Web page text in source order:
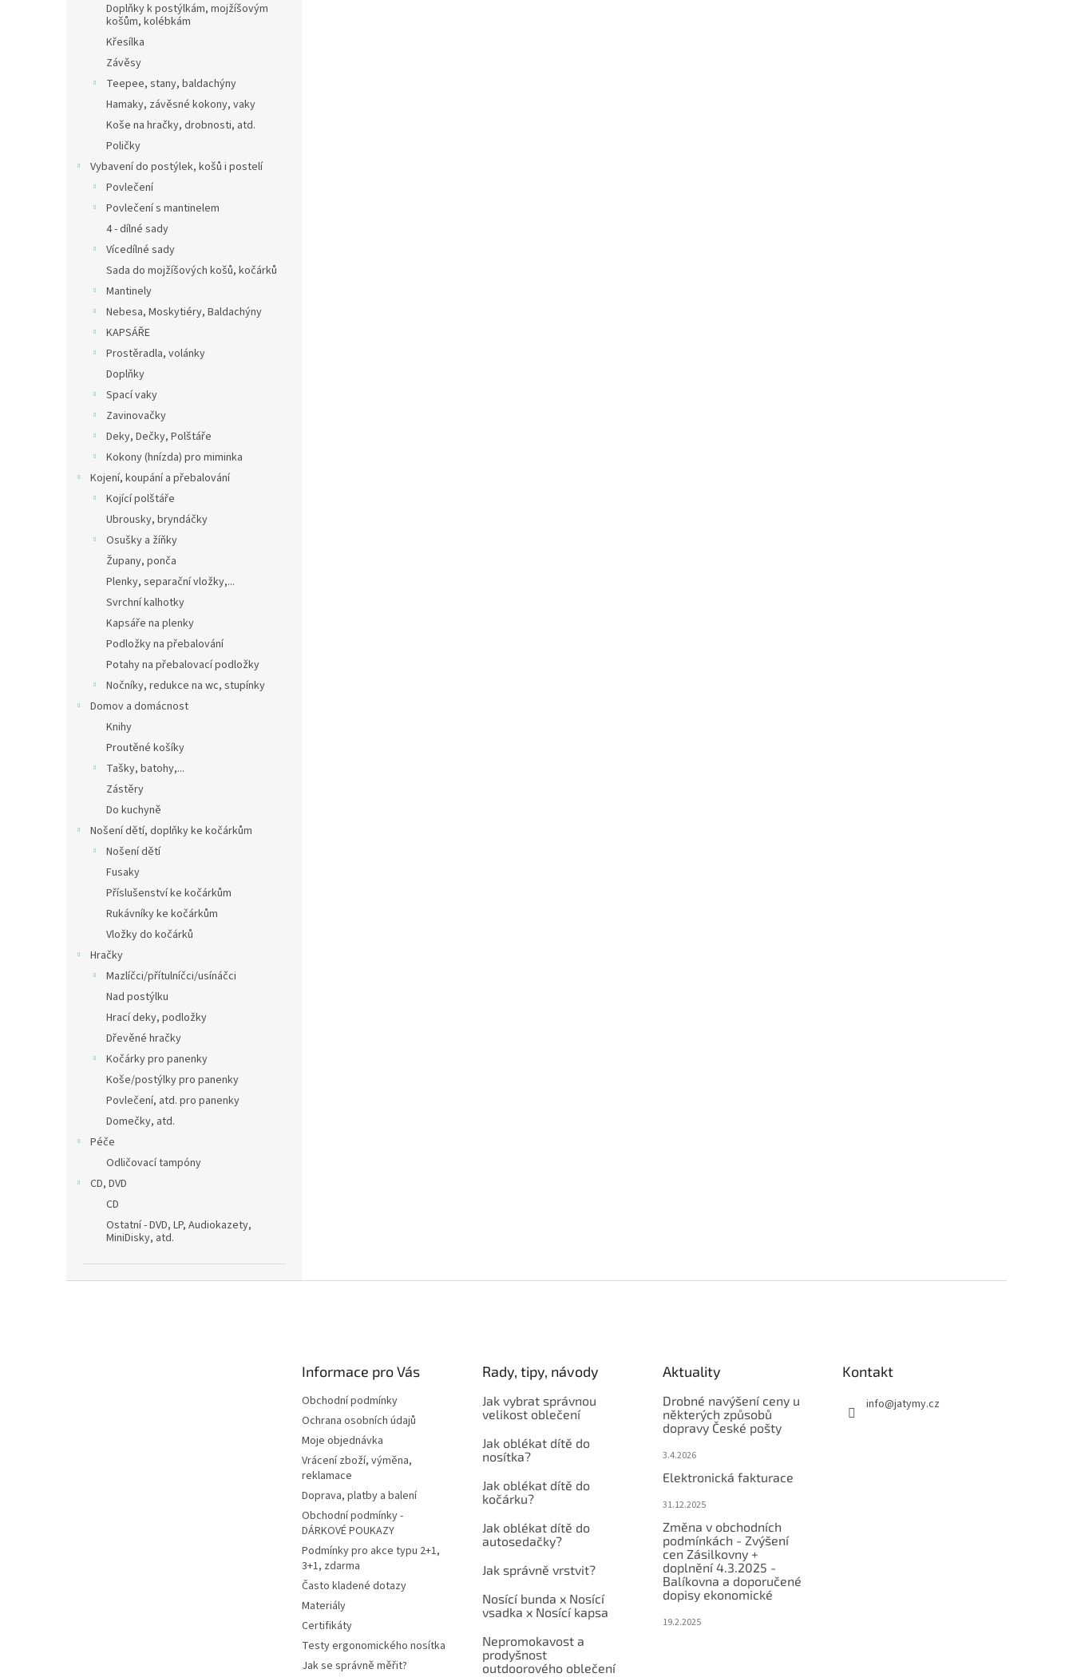
Doplňky k postýlkám, mojžíšovým
košům, kolébkám
Křesílka
Závěsy
Teepee, stany, baldachýny
Hamaky, závěsné kokony, vaky
Koše na hračky, drobnosti, atd.
Poličky
Vybavení do postýlek, košů i postelí
Povlečení
Povlečení s mantinelem
4 - dílné sady
Vícedílné sady
Sada do mojžíšových košů, kočárků
Mantinely
Nebesa, Moskytiéry, Baldachýny
KAPSÁŘE
Prostěradla, volánky
Doplňky
Spací vaky
Zavinovačky
Deky, Dečky, Polštáře
Kokony (hnízda) pro miminka
Kojení, koupání a přebalování
Kojící polštáře
Ubrousky, bryndáčky
Osušky a žíňky
Župany, ponča
Plenky, separační vložky,...
Svrchní kalhotky
Kapsáře na plenky
Podložky na přebalování
Potahy na přebalovací podložky
Nočníky, redukce na wc, stupínky
Domov a domácnost
Knihy
Proutěné košíky
Tašky, batohy,...
Zástěry
Do kuchyně
Nošení dětí, doplňky ke kočárkům
Nošení dětí
Fusaky
Příslušenství ke kočárkům
Rukávníky ke kočárkům
Vložky do kočárků
Hračky
Mazlíčci/přítulníčci/usínáčci
Nad postýlku
Hrací deky, podložky
Dřevěné hračky
Kočárky pro panenky
Koše/postýlky pro panenky
Povlečení, atd. pro panenky
Domečky, atd.
Péče
Odličovací tampóny
CD, DVD
CD
Ostatní - DVD, LP, Audiokazety,
MiniDisky, atd.
Informace pro Vás
Obchodní podmínky
Ochrana osobních údajů
Moje objednávka
Vrácení zboží, výměna,
reklamace
Doprava, platby a balení
Obchodní podmínky -
DÁRKOVÉ POUKAZY
Podmínky pro akce typu 2+1,
3+1, zdarma
Často kladené dotazy
Materiály
Certifikáty
Testy ergonomického nosítka
Jak se správně měřit?
Rady, tipy, návody
Jak vybrat správnou
velikost oblečení
Jak oblékat dítě do
nosítka?
Jak oblékat dítě do
kočárku?
Jak oblékat dítě do
autosedačky?
Jak správně vrstvit?
Nosící bunda x Nosící
vsadka x Nosící kapsa
Nepromokavost a
prodyšnost
outdoorového oblečení
Aktuality
Drobné navýšení ceny u
některých způsobů
dopravy České pošty
3.4.2026
Elektronická fakturace
31.12.2025
Změna v obchodních
podmínkách - Zvýšení
cen Zásilkovny +
doplnění 4.3.2025 -
Balíkovna a doporučené
dopisy ekonomické
19.2.2025
Kontakt
info@jatymy.cz